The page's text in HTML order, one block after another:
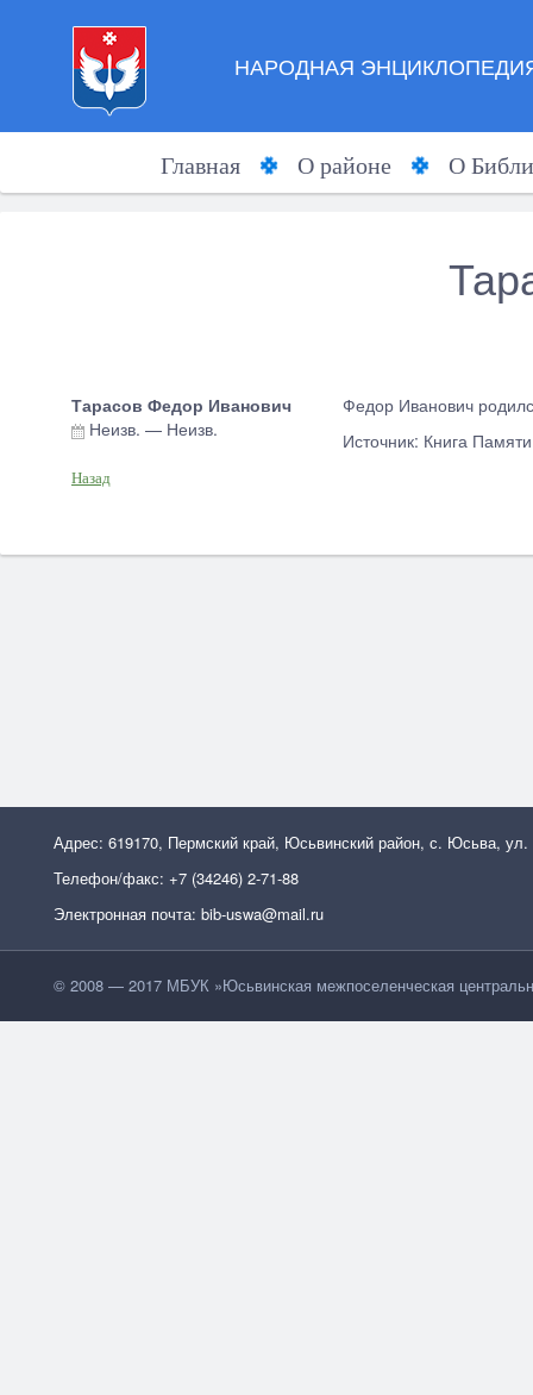
НАРОДНАЯ
Главная О районе О
Тарасов Федор Иванович
Неизв. — Неизв.
Федор Иванович
Источник: Книга
Назад
Адрес: 619170, Пермский край, Юсьвинский район, с. Юсьва, ул.
Телефон/факс: +7 (34246) 2-71-88
Электронная почта: bib-uswa@mail.ru
© 2008 — 2017 МБУК »Юсьвинская межпоселенческая